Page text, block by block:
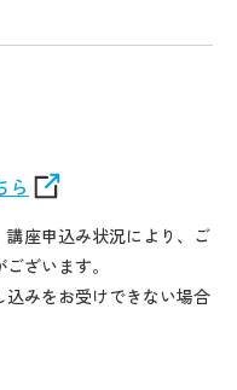
ら
座申込み状況により、ご
ざいます。
みをお受けできない場合